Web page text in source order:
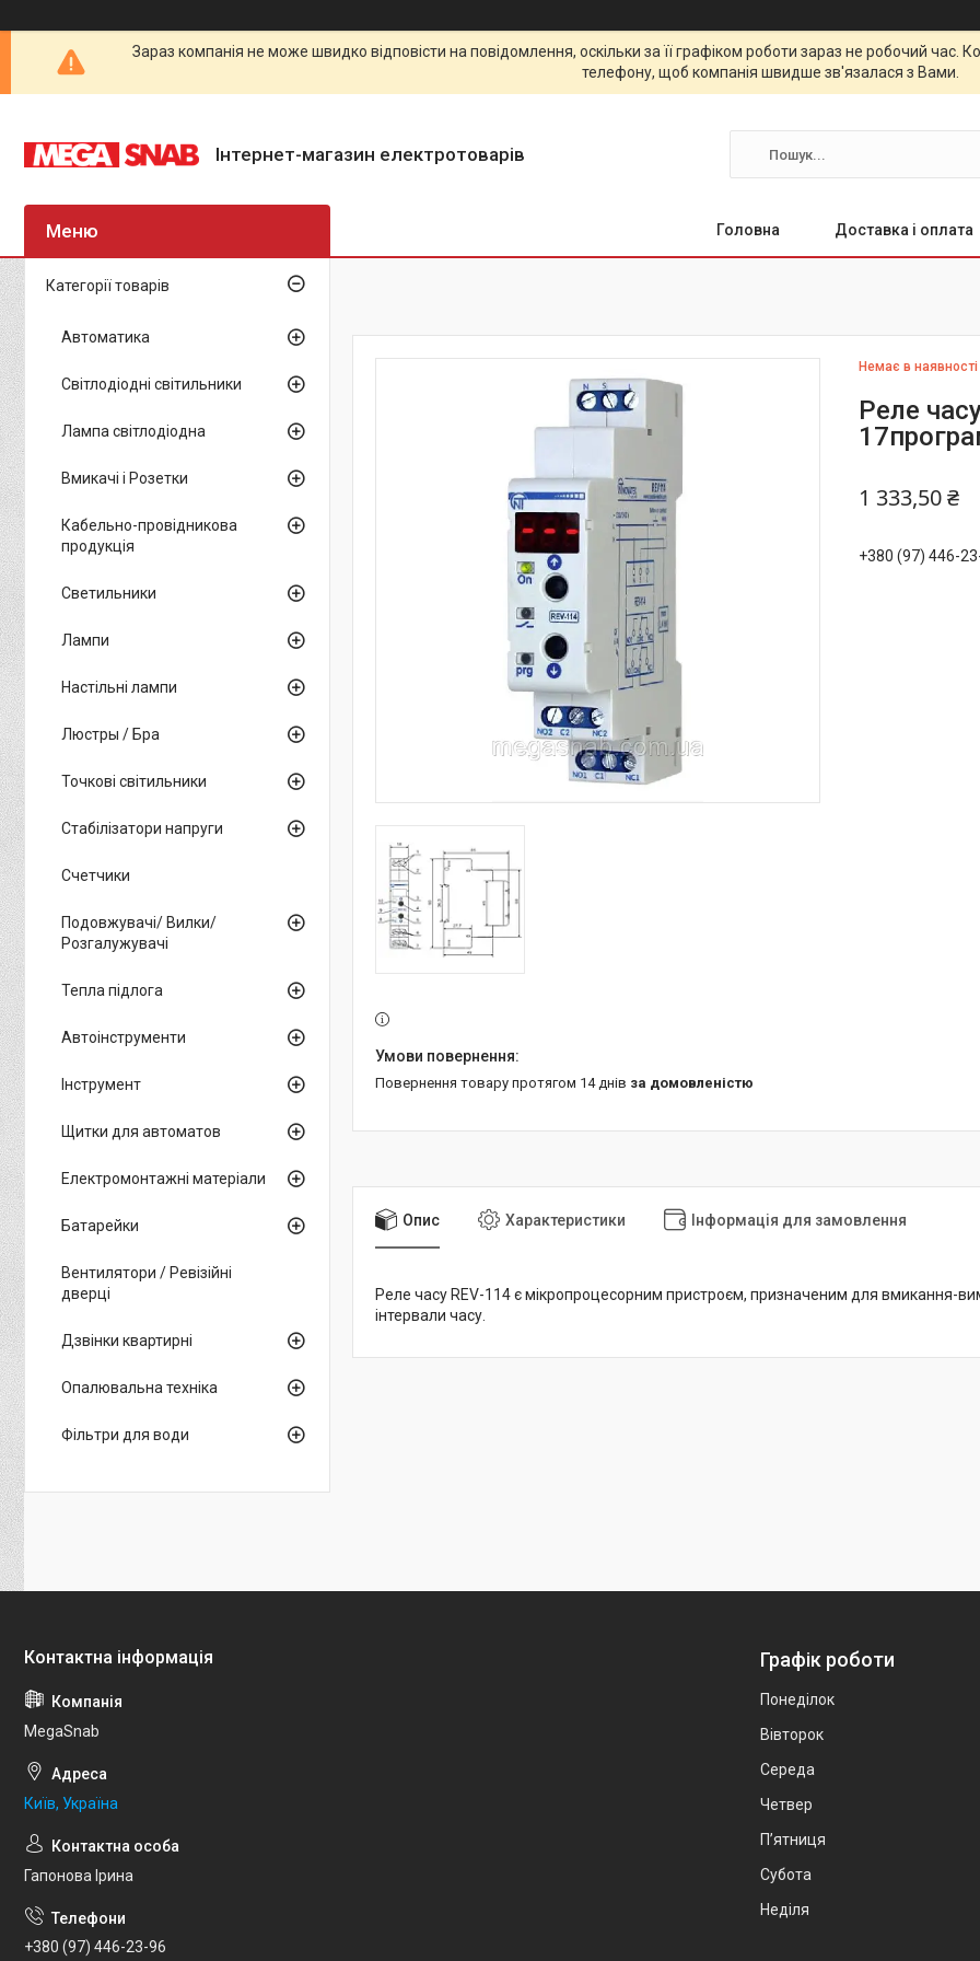
Зараз компанія не може швидко відповісти на повідомлення, оскільки за її графіком роботи зараз не робочий
телефону, щоб компанія швидше зв'язалася з Вами.
Інтернет-магазин електротоварів
Головна Доставка і оплата
Немає в наявності
Реле
1 333,50 ₴
+380 (97) 446-
повернення товару протягом 14 днів за домовленістю
Опис Характеристики Інформація для замовлення
Реле часу REV-114 є мікропроцесорним пристроєм, призначеним для вмикання-
інтервали часу.
Категорії товарів
Автоматика
Світлодіодні світильники
Лампа світлодіодна
Вмикачі і Розетки
Кабельно-провідникова
продукція
Светильники
Лампи
Настільні лампи
Люстры / Бра
Точкові світильники
Стабілізатори напруги
Счетчики
Подовжувачі/ Вилки/
Розгалужувачі
Тепла підлога
Автоінструменти
Інструмент
Щитки для автоматов
Електромонтажні матеріали
Батарейки
Вентилятори / Ревізійні
дверці
Дзвінки квартирні
Опалювальна техніка
Фільтри для води
MegaSnab
Київ, Україна
Гапонова Ірина
+380 (97) 446-23-96
Графік роботи
Понеділок
Вівторок
Середа
Четвер
Пʼятниця
Субота
Неділя